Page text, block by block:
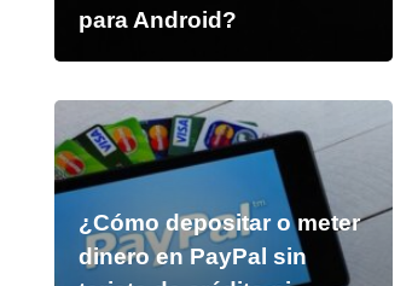
para Android?
¿Cómo depositar o meter
dinero en PayPal sin